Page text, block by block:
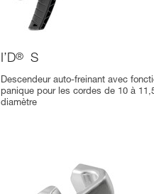
I’D® S
Descendeur auto-freinant avec
panique pour les cordes de 10 à
diamètre